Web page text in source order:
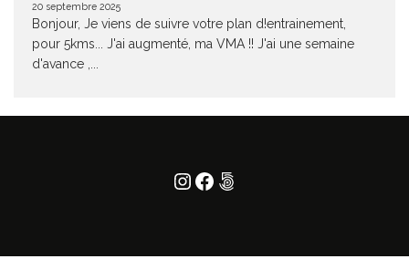
20 septembre 2025
Bonjour, Je viens de suivre votre plan d!entrainement,
pour 5kms... J'ai augmenté, ma VMA !! J'ai une semaine
d'avance ,...
Instagram
Facebook
500px